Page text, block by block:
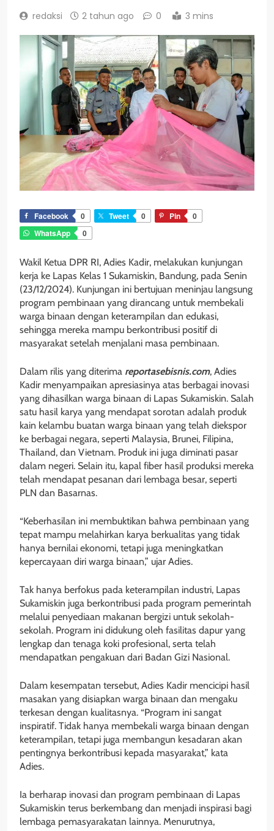
redaksi 2 tahun ago 0 3 mins
Facebook 0 Tweet 0 Pin
0
WhatsApp
0
Wakil Ketua DPR RI, Adies Kadir, melakukan kunjungan
kerja ke Lapas Kelas 1 Sukamiskin, Bandung, pada Senin
(23/12/2024). Kunjungan ini bertujuan meninjau langsung
program pembinaan yang dirancang untuk membekali
warga binaan dengan keterampilan dan edukasi,
sehingga mereka mampu berkontribusi positif di
masyarakat setelah menjalani masa pembinaan.
Dalam rilis yang diterima reportasebisnis.com, Adies
Kadir menyampaikan apresiasinya atas berbagai inovasi
yang dihasilkan warga binaan di Lapas Sukamiskin. Salah
satu hasil karya yang mendapat sorotan adalah produk
kain kelambu buatan warga binaan yang telah diekspor
ke berbagai negara, seperti Malaysia, Brunei, Filipina,
Thailand, dan Vietnam. Produk ini juga diminati pasar
dalam negeri. Selain itu, kapal fiber hasil produksi mereka
telah mendapat pesanan dari lembaga besar, seperti
PLN dan Basarnas.
“Keberhasilan ini membuktikan bahwa pembinaan yang
tepat mampu melahirkan karya berkualitas yang tidak
hanya bernilai ekonomi, tetapi juga meningkatkan
kepercayaan diri warga binaan,” ujar Adies.
Tak hanya berfokus pada keterampilan industri, Lapas
Sukamiskin juga berkontribusi pada program pemerintah
melalui penyediaan makanan bergizi untuk sekolah-
sekolah. Program ini didukung oleh fasilitas dapur yang
lengkap dan tenaga koki profesional, serta telah
mendapatkan pengakuan dari Badan Gizi Nasional.
Dalam kesempatan tersebut, Adies Kadir mencicipi hasil
masakan yang disiapkan warga binaan dan mengaku
terkesan dengan kualitasnya. “Program ini sangat
inspiratif. Tidak hanya membekali warga binaan dengan
keterampilan, tetapi juga membangun kesadaran akan
pentingnya berkontribusi kepada masyarakat,” kata
Adies.
Ia berharap inovasi dan program pembinaan di Lapas
Sukamiskin terus berkembang dan menjadi inspirasi bagi
lembaga pemasyarakatan lainnya. Menurutnya,